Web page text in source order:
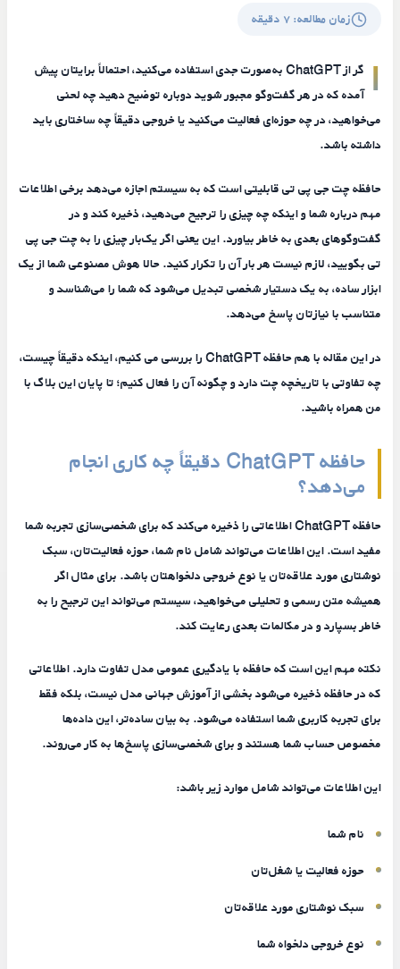
زمان مطالعه: ۷ دقیقه
ا
گر از ChatGPT به‌صورت جدی استفاده می‌کنید، احتمالاً برایتان پیش
آمده که در هر گفت‌وگو مجبور شوید دوباره توضیح دهید چه لحنی
می‌خواهید، در چه حوزه‌ای فعالیت می‌کنید یا خروجی دقیقاً چه ساختاری باید
داشته باشد.
حافظه چت جی پی تی قابلیتی است که به سیستم اجازه می‌دهد برخی اطلاعات
مهم درباره شما و اینکه چه چیزی را ترجیح می‌دهید، ذخیره کند و در
گفت‌وگوهای بعدی به خاطر بیاورد. این یعنی اگر یک‌بار چیزی را به چت جی پی
تی بگویید، لازم نیست هر بار آن را تکرار کنید. حالا هوش مصنوعی شما از یک
ابزار ساده، به یک دستیار شخصی تبدیل می‌شود که شما را می‌شناسد و
متناسب با نیازتان پاسخ می‌دهد.
در این مقاله با هم حافظه ChatGPT را بررسی می کنیم، اینکه دقیقاً چیست،
چه تفاوتی با تاریخچه چت دارد و چگونه آن را فعال کنیم؛ تا پایان این بلاگ با
من همراه باشید.
حافظه ChatGPT دقیقاً چه کاری انجام
می‌دهد؟
حافظه ChatGPT اطلاعاتی را ذخیره می‌کند که برای شخصی‌سازی تجربه شما
مفید است. این اطلاعات می‌تواند شامل نام شما، حوزه فعالیت‌تان، سبک
نوشتاری مورد علاقه‌تان یا نوع خروجی دلخواهتان باشد. برای مثال اگر
همیشه متن رسمی و تحلیلی می‌خواهید، سیستم می‌تواند این ترجیح را به
خاطر بسپارد و در مکالمات بعدی رعایت کند.
نکته مهم این است که حافظه با یادگیری عمومی مدل تفاوت دارد. اطلاعاتی
که در حافظه ذخیره می‌شود بخشی از آموزش جهانی مدل نیست، بلکه فقط
برای تجربه کاربری شما استفاده می‌شود. به بیان ساده‌تر، این داده‌ها
مخصوص حساب شما هستند و برای شخصی‌سازی پاسخ‌ها به کار می‌روند.
این اطلاعات می‌تواند شامل موارد زیر باشد:
نام شما
حوزه فعالیت یا شغل‌تان
سبک نوشتاری مورد علاقه‌تان
نوع خروجی دلخواه شما